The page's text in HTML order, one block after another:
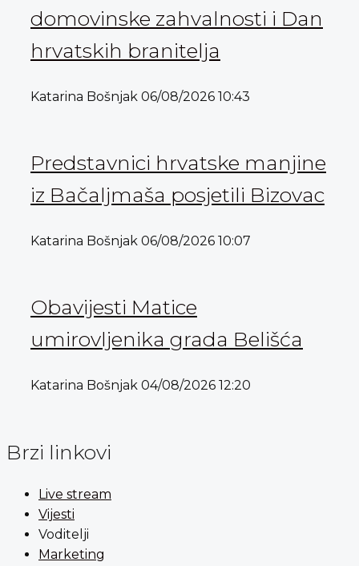
domovinske zahvalnosti i Dan
hrvatskih branitelja
Katarina Bošnjak 06/08/2026 10:43
Predstavnici hrvatske manjine
iz Bačaljmaša posjetili Bizovac
Katarina Bošnjak 06/08/2026 10:07
Obavijesti Matice
umirovljenika grada Belišća
Katarina Bošnjak 04/08/2026 12:20
Brzi linkovi
Live stream
Vijesti
Voditelji
Marketing